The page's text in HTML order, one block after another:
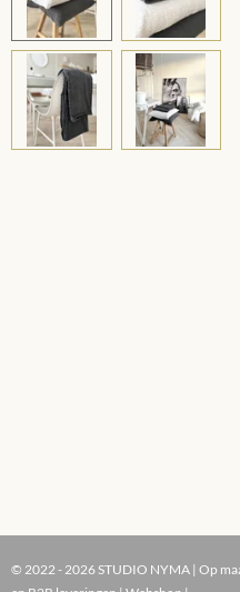
© 2022 - 2026 STUDIO NYMA | Op